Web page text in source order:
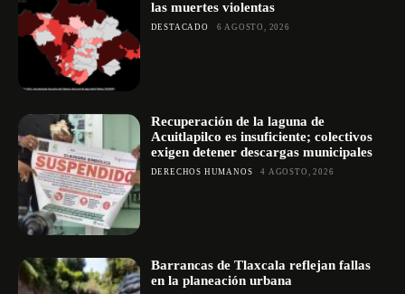
las muertes violentas
DESTACADO 6 AGOSTO, 2026
Recuperación de la laguna de
Acuitlapilco es insuficiente; colectivos
exigen detener descargas municipales
DERECHOS HUMANOS 4 AGOSTO, 2026
Barrancas de Tlaxcala reflejan fallas
en la planeación urbana